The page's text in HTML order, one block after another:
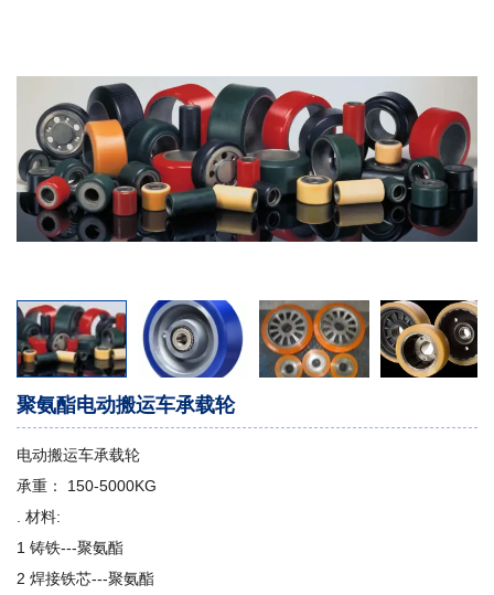
聚氨酯电动搬运车承载轮
电动搬运车承载轮
承重： 150-5000KG
. 材料:
1 铸铁---聚氨酯
2 焊接铁芯---聚氨酯